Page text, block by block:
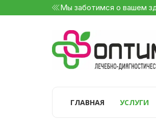
Мы заботимся о вашем
ГЛАВНАЯ УСЛУГИ